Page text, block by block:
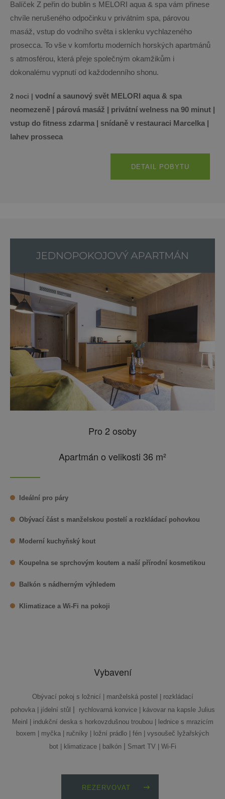
Balíček Z peřin do bublin s MELORI aqua & spa vám přinese
chvíle nerušeného odpočinku v privátním spa, párovou
masáž, vstup do vodního světa i sklenku vychlazeného
prosecca. To vše v komfortu moderních horských apartmánů
s atmosférou, která přeje společným okamžikům i
dokonalému vypnutí od každodenního shonu.
2 noci | vodní a saunový svět MELORI aqua & spa
neomezeně | párová masáž | privátní welness na 90 minut |
vstup do fitness zdarma | snídaně v restauraci Marcelka |
lahev prosseca
DETAIL POBYTU
Pro 2 osoby
Apartmán o velikosti 36 m²
Ideální pro páry
Obývací část s manželskou postelí a rozkládací pohovkou
Moderní kuchyňský kout
Koupelna se sprchovým koutem a naší přírodní kosmetikou
Balkón s nádherným výhledem
Klimatizace a Wi-Fi na pokoji
Vybavení
Obývací pokoj s ložnicí | manželská postel | rozkládací
pohovka | jídelní stůl | rychlovarná konvice | kávovar na kapsle Julius
Meinl | indukční deska s horkovzdušnou troubou | lednice s mrazicím
boxem | myčka | ručníky | ložní prádlo | fén | vysoušeč lyžařských
bot | klimatizace | balkón| Smart TV | Wi-Fi
REZERVOVAT